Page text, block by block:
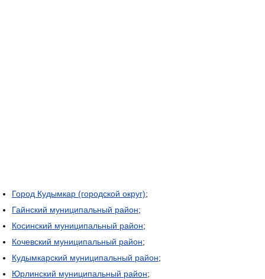
Город Кудымкар (городской округ);
Гайнский муниципальный район;
Косинский муниципальный район;
Кочевский муниципальный район;
Кудымкарский муниципальный район;
Юрлинский муниципальный район;